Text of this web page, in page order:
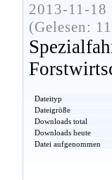
2013-11-
(Gelesen:
Dateityp
Dateigröße
Downloads total
Downloads heute
Datei aufgenommen